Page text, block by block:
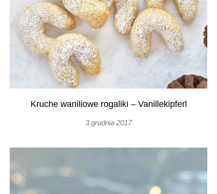
Kruche waniliowe rogaliki – Vanillekipferl
3 grudnia 2017